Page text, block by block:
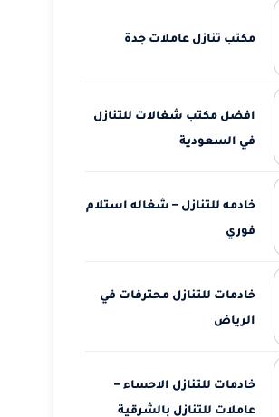
مكتب تنازل عاملات جدة
افضل مكتب شغالات للتنازل
في السعودية
خادمه للتنازل – شغاله استلام
فوري
خادمات للتنازل محترفات في
الرياض
خادمات للتنازل الاحساء –
عاملات للتنازل بالشرقية